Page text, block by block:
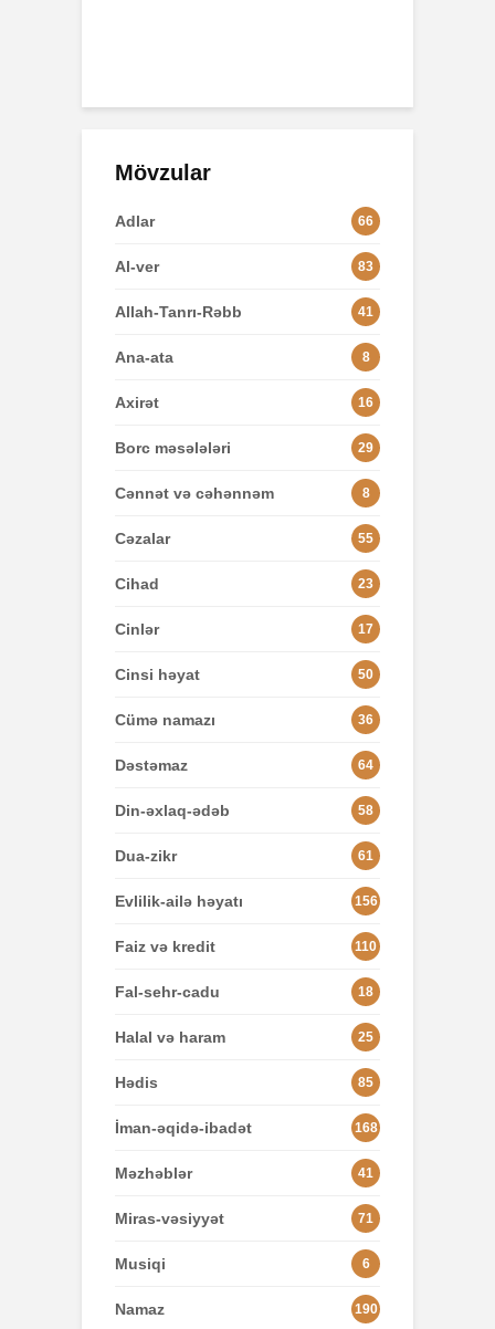
Mövzular
Adlar 66
Al-ver 83
Allah-Tanrı-Rəbb 41
Ana-ata 8
Axirət 16
Borc məsələləri 29
Cənnət və cəhənnəm 8
Cəzalar 55
Cihad 23
Cinlər 17
Cinsi həyat 50
Cümə namazı 36
Dəstəmaz 64
Din-əxlaq-ədəb 58
Dua-zikr 61
Evlilik-ailə həyatı 156
Faiz və kredit 110
Fal-sehr-cadu 18
Halal və haram 25
Hədis 85
İman-əqidə-ibadət 168
Məzhəblər 41
Miras-vəsiyyət 71
Musiqi 6
Namaz 190